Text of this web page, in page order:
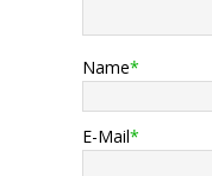
Name*
E-Mail*